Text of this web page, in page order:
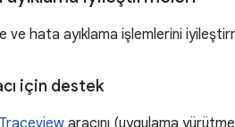
ve hata ayıklama işlemlerini
için destek
Traceview aracını (uygulama